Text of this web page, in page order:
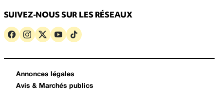
SUIVEZ-NOUS SUR LES RÉSEAUX
Annonces légales
Avis & Marchés publics